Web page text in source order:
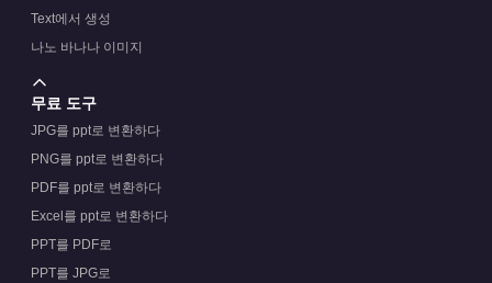
Text에서 생성
나노 바나나 이미지
무료 도구
JPG를 ppt로 변환하다
PNG를 ppt로 변환하다
PDF를 ppt로 변환하다
Excel를 ppt로 변환하다
PPT를 PDF로
PPT를 JPG로